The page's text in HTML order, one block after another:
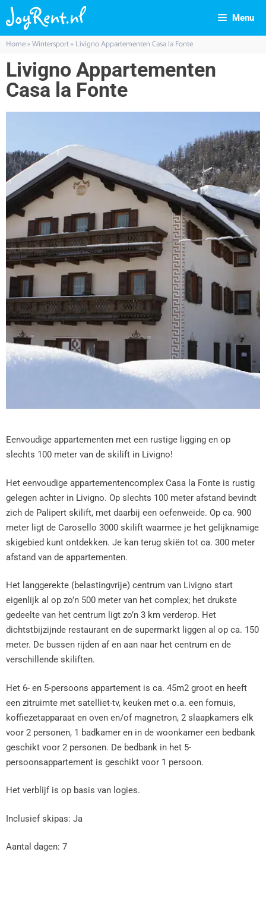
Menu
Home»Wintersport»Livigno Appartementen Casa la Fonte
Livigno Appartementen
Casa la Fonte
Eenvoudige appartementen met een rustige ligging en op
slechts 100 meter van de skilift in Livigno!
Het eenvoudige appartementencomplex Casa la Fonte is rustig
gelegen achter in Livigno. Op slechts 100 meter afstand bevindt
zich de Palipert skilift, met daarbij een oefenweide. Op ca. 900
meter ligt de Carosello 3000 skilift waarmee je het gelijknamige
skigebied kunt ontdekken. Je kan terug skiën tot ca. 300 meter
afstand van de appartementen.
Het langgerekte (belastingvrije) centrum van Livigno start
eigenlijk al op zo’n 500 meter van het complex; het drukste
gedeelte van het centrum ligt zo’n 3 km verderop. Het
dichtstbijzijnde restaurant en de supermarkt liggen al op ca. 150
meter. De bussen rijden af en aan naar het centrum en de
verschillende skiliften.
Het 6- en 5-persoons appartement is ca. 45m2 groot en heeft
een zitruimte met satelliet-tv, keuken met o.a. een fornuis,
koffiezetapparaat en oven en/of magnetron, 2 slaapkamers elk
voor 2 personen, 1 badkamer en in de woonkamer een bedbank
geschikt voor 2 personen. De bedbank in het 5-
persoonsappartement is geschikt voor 1 persoon.
Het verblijf is op basis van logies.
Inclusief skipas: Ja
Aantal dagen: 7